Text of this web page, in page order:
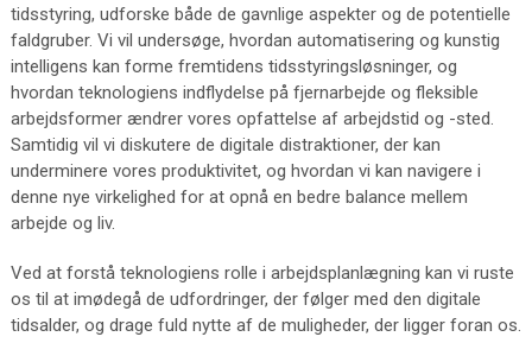
tidsstyring, udforske både de gavnlige aspekter og de potentielle
faldgruber. Vi vil undersøge, hvordan automatisering og kunstig
intelligens kan forme fremtidens tidsstyringsløsninger, og
hvordan teknologiens indflydelse på fjernarbejde og fleksible
arbejdsformer ændrer vores opfattelse af arbejdstid og -sted.
Samtidig vil vi diskutere de digitale distraktioner, der kan
underminere vores produktivitet, og hvordan vi kan navigere i
denne nye virkelighed for at opnå en bedre balance mellem
arbejde og liv.
Ved at forstå teknologiens rolle i arbejdsplanlægning kan vi ruste
os til at imødegå de udfordringer, der følger med den digitale
tidsalder, og drage fuld nytte af de muligheder, der ligger foran os.